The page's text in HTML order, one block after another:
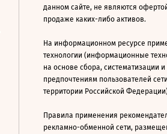
данном сайте, не являются
продаже каких-либо активов.
На информационном ресурсе
технологии (информационные
на основе сбора, систематизации
предпочтениям пользователей
территории Российской
Правила применения
рекламно-обменной сети,